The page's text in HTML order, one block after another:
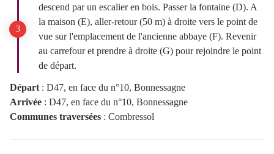
descend par un escalier en bois. Passer la fontaine (D). A
la maison (E), aller-retour (50 m) à droite vers le point de
vue sur l'emplacement de l'ancienne abbaye (F). Revenir
au carrefour et prendre à droite (G) pour rejoindre le point
de départ.
Départ : D47, en face du n°10, Bonnessagne
Arrivée : D47, en face du n°10, Bonnessagne
Communes traversées : Combressol